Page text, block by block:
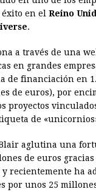
s
A
p
p
a
s
e
e
s
e
I
n
en el Reino
.
a través de una
en grandes
de financiación en
de euros), por
proyectos
de
aglutina una
de euros
y recientemente ha
por unos 25